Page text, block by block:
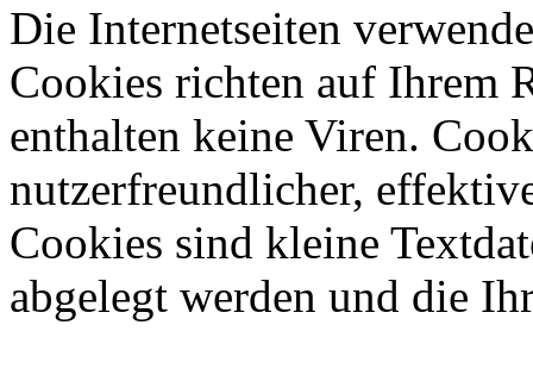
Die Internetseiten
Cookies richten auf Ihrem
enthalten keine Viren.
nutzerfreundlicher,
Cookies sind kleine
abgelegt werden und die